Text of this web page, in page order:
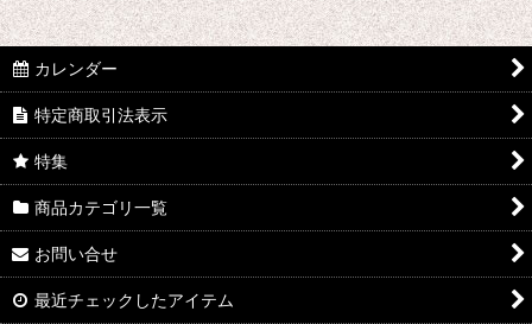
カレンダー
特定商取引法表示
特集
商品カテゴリ一覧
お問い合せ
最近チェックしたアイテム